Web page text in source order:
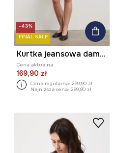
-43%
FINAL SALE
Kurtka jeansowa damska z ozdobnymi haftami
Cena aktualna:
169,90 zł
Cena regularna: 299,90 zł
Najniższa cena: 299,90 zł